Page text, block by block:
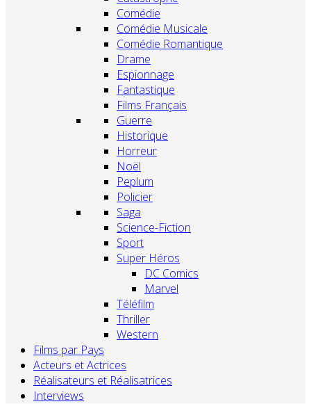
Comédie
Comédie Musicale
Comédie Romantique
Drame
Espionnage
Fantastique
Films Français
Guerre
Historique
Horreur
Noël
Peplum
Policier
Saga
Science-Fiction
Sport
Super Héros
DC Comics
Marvel
Téléfilm
Thriller
Western
Films par Pays
Acteurs et Actrices
Réalisateurs et Réalisatrices
Interviews